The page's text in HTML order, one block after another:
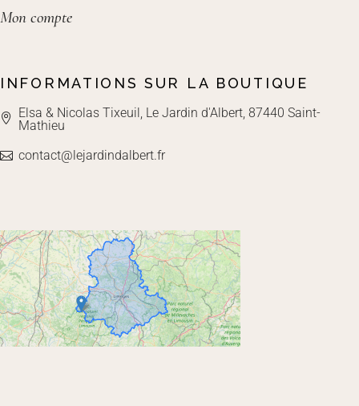
Mon compte
INFORMATIONS SUR LA BOUTIQUE
Elsa & Nicolas Tixeuil, Le Jardin d'Albert, 87440 Saint-
Mathieu
contact@lejardindalbert.fr